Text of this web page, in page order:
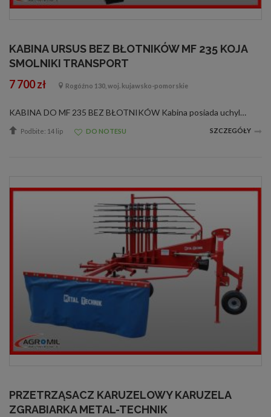
KABINA URSUS BEZ BŁOTNIKÓW MF 235 KOJA
SMOLNIKI TRANSPORT
7 700 zł Rogóźno 130, woj. kujawsko-pomorskie
KABINA DO MF 235 BEZ BŁOTNIKÓW Kabina posiada uchylny dach oraz uchylną tylną szybę. Szyby zastosowane w kabinie wykonane są z bezpiecznego szkła hartowanego i są osadzane w specjalnej gumowej uszczelce. Sposób zamocowania szyb w szkielecie ...
Podbite: 14 lip DO NOTESU SZCZEGÓŁY
PRZETRZĄSACZ KARUZELOWY KARUZELA
ZGRABIARKA METAL-TECHNIK